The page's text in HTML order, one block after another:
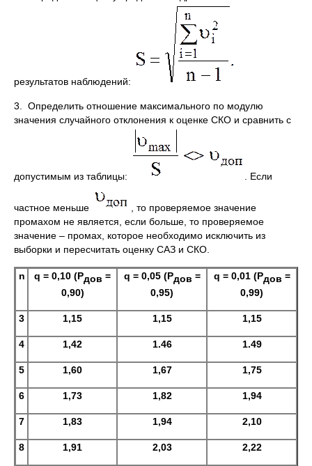
результатов наблюдений:
3. Определить отношение максимального по модулю
значения случайного отклонения к оценке СКО и сравнить с
допустимым из таблицы: . Если
частное меньше
, то проверяемое значение
промахом не является, если больше, то проверяемое
значение – промах, которое необходимо исключить из
выборки и пересчитать оценку САЗ и СКО.
n q = 0,10 (Pдов =
0,90)
q = 0,05 (Pдов =
0,95)
q = 0,01 (Pдов =
0,99)
3 1,15 1,15 1,15
4 1,42 1.46 1.49
5 1,60 1,67 1,75
6 1,73 1,82 1,94
7 1,83 1,94 2,10
8 1,91 2,03 2,22